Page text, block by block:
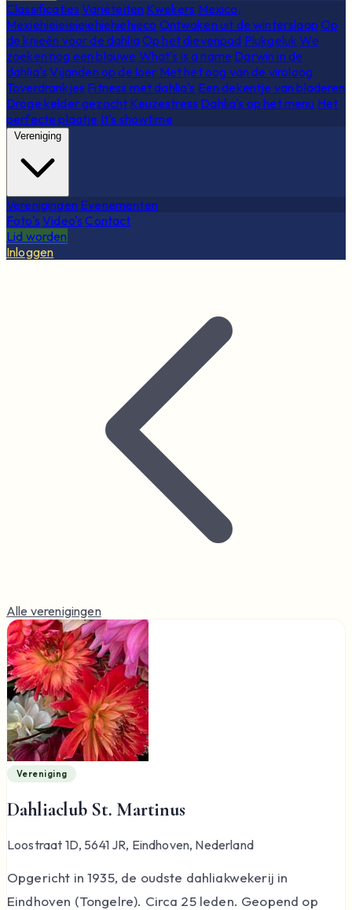
Classificaties Variëteiten Kwekers Mexico,
Mexiehieieieieiehiehiehieco Ontwaken uit de winterslaap Op
de knieën voor de dahliaOp het dievenpad Plukgeluk We
zoeken nog een blauwe What's is a name Darwin in de
dahlia's Vijanden op de loer Met het oog van de viroloog
Toverdrankjes Fitness met dahlia's Een dekentje van bladeren
Droge kelder gezocht Keuzestress Dahlia's op het menu Het
perfecte plaatje It's showtime
Vereniging
Verenigingen Evenementen
Foto's Video's Contact
Lid worden
Inloggen
Alle verenigingen
Vereniging
Dahliaclub St. Martinus
Loostraat 1D, 5641 JR, Eindhoven, Nederland
Opgericht in 1935, de oudste dahliakwekerij in
Eindhoven (Tongelre). Circa 25 leden. Geopend op